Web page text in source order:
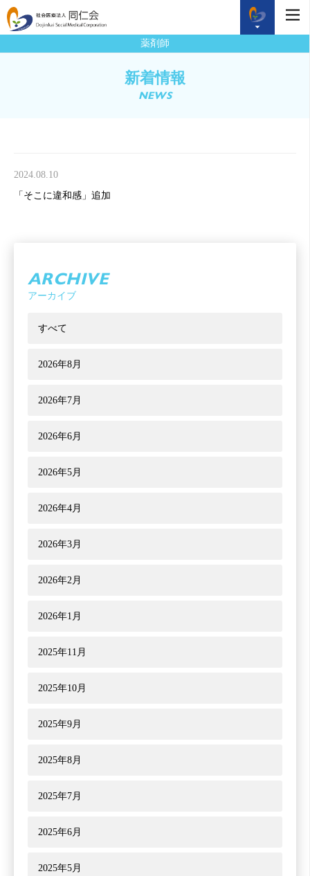
薬剤師
新着情報
NEWS
2024.08.10
「そこに違和感」追加
ARCHIVE
アーカイブ
すべて
2026年8月
2026年7月
2026年6月
2026年5月
2026年4月
2026年3月
2026年2月
2026年1月
2025年11月
2025年10月
2025年9月
2025年8月
2025年7月
2025年6月
2025年5月